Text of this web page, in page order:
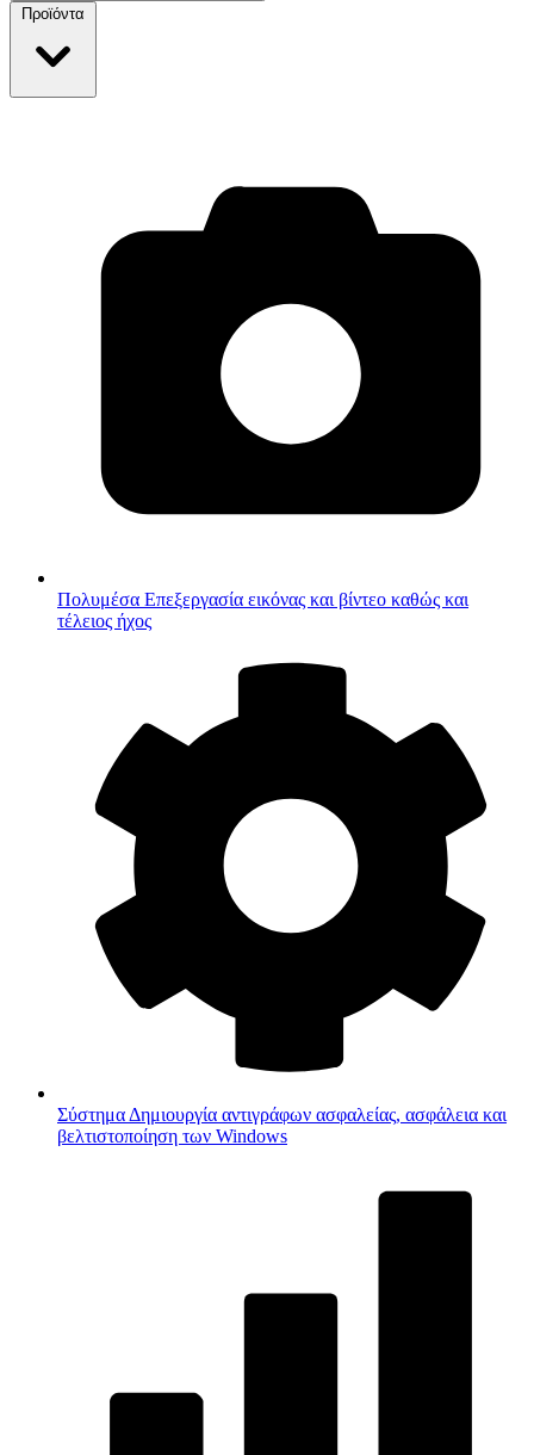
Προϊόντα
Πολυμέσα Επεξεργασία εικόνας και βίντεο καθώς και
τέλειος ήχος
Σύστημα Δημιουργία αντιγράφων ασφαλείας, ασφάλεια και
βελτιστοποίηση των Windows